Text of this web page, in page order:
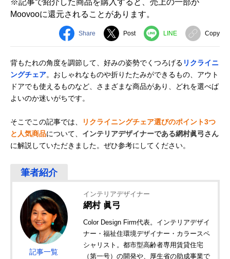
Moovooに還元されることがあります。
Share Post LINE Copy
背もたれの角度を調節して、好みの姿勢でくつろげる リクライニ
ングチェア。おしゃれなものや折りたたみができるもの、アウト
ドアでも使えるものなど、さまざまな商品があり、どれを選べば
よいのか迷いがちです。
そこでこの記事では、
リクライニングチェア選びのポイント3つ
と人気商品について、 インテリアデザイナーである網村眞弓さん
に解説していただきました。ぜひ参考にしてください。
記事一覧
インテリアデザイナー
網村 眞弓
Color Design Firm代表。インテリアデザイ
ナー・福祉住環境デザイナー・カラースペ
シャリスト。都市型高齢者専用賃貸住宅
（第一号）の開発や、厚生省の助成事業で